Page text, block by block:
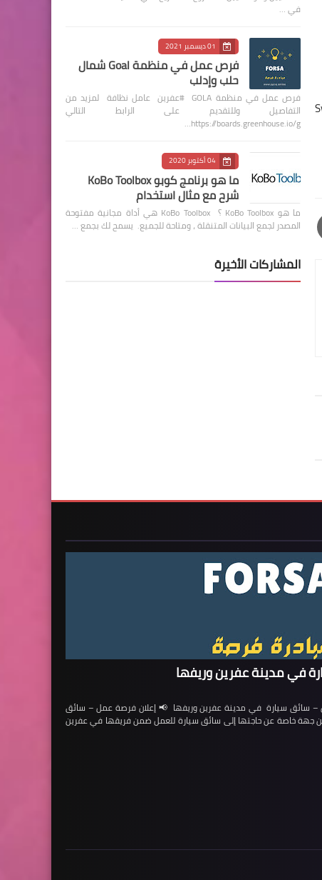
في …
01 ديسمبر 2021
فرص عمل في منظمة Goal شمال
حلب وإدلب
فرص عمل في منظمة GOLA #عفرين عامل نظافة لمزيد من
التفاصيل وللتقديم على الرابط التالي
https://boards.greenhouse.io/g…
04 أكتوبر 2020
ما هو برنامج كوبو KoBo Toolbox
شرح مع مثال استخدام
ما هو KoBo Toolbox ؟ KoBo Toolbox هي أداة مجانية مفتوحة
المصدر لجمع البيانات المتنقلة ، ومتاحة للجميع. يسمح لك بجمع …
المشاركات الأخيرة
في مدينة عفرين وريفها
سيارة في مدينة عفرين وريفها 📢 إعلان فرصة عمل – سائق
جهة خاصة عن حاجتها إلى سائق سيارة للعمل ضمن فريقها في عفرين